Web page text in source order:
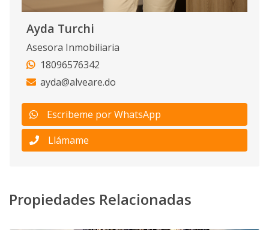
Ayda Turchi
Asesora Inmobiliaria
18096576342
ayda@alveare.do
Escribeme por WhatsApp
Llámame
Propiedades Relacionadas